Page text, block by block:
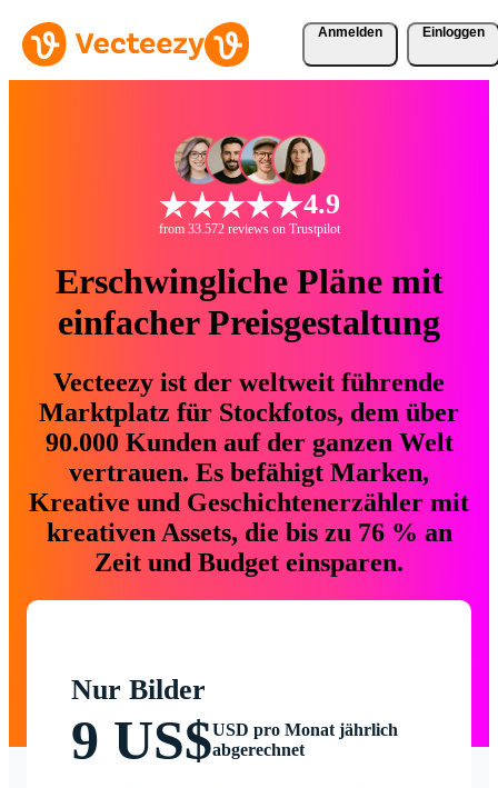
Anmelden Einloggen
4.9
from 33.572 reviews on Trustpilot
Erschwingliche Pläne mit
einfacher Preisgestaltung
Vecteezy ist der weltweit führende
Marktplatz für Stockfotos, dem über
90.000 Kunden auf der ganzen Welt
vertrauen. Es befähigt Marken,
Kreative und Geschichtenerzähler mit
kreativen Assets, die bis zu 76 % an
Zeit und Budget einsparen.
Nur Bilder
9 US$USD pro Monat jährlich
abgerechnet